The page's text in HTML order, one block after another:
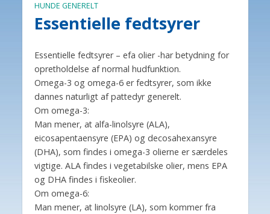
HUNDE GENERELT
Essentielle fedtsyrer
Essentielle fedtsyrer – efa olier -har betydning for
opretholdelse af normal hudfunktion.
Omega-3 og omega-6 er fedtsyrer, som ikke
dannes naturligt af pattedyr generelt.
Om omega-3:
Man mener, at alfa-linolsyre (ALA),
eicosapentaensyre (EPA) og decosahexansyre
(DHA), som findes i omega-3 olierne er særdeles
vigtige. ALA findes i vegetabilske olier, mens EPA
og DHA findes i fiskeolier.
Om omega-6:
Man mener, at linolsyre (LA), som kommer fra